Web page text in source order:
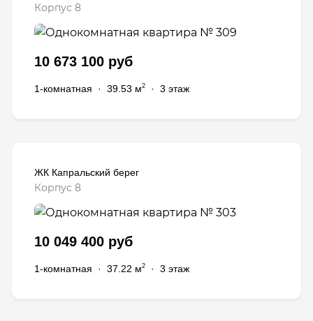
Корпус 8
10 673 100 руб
1-комнатная · 39.53 м2 · 3 этаж
ЖК Капральский берег
Корпус 8
10 049 400 руб
1-комнатная · 37.22 м2 · 3 этаж